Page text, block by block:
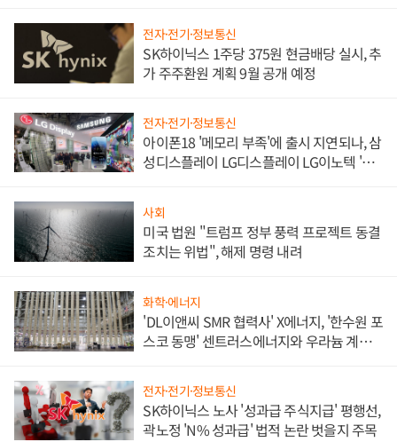
전자·전기·정보통신
SK하이닉스 1주당 375원 현금배당 실시, 추
가 주주환원 계획 9월 공개 예정
전자·전기·정보통신
아이폰18 '메모리 부족'에 출시 지연되나, 삼
성디스플레이 LG디스플레이 LG이노텍 '탈
사회
미국 법원 "트럼프 정부 풍력 프로젝트 동결
조치는 위법", 해제 명령 내려
화학·에너지
'DL이앤씨 SMR 협력사' X에너지, '한수원 포
스코 동맹' 센트러스에너지와 우라늄 계약
전자·전기·정보통신
SK하이닉스 노사 '성과급 주식지급' 평행선,
곽노정 'N% 성과급' 법적 논란 벗을지 주목